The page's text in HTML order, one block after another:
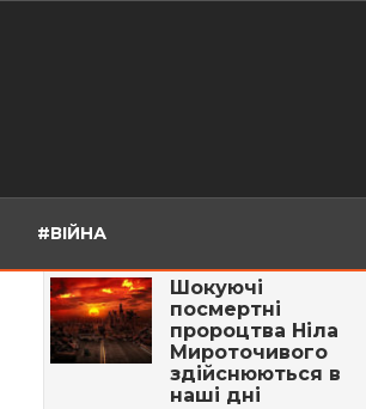
#ВІЙНА
Шокуючі
посмертні
пророцтва Ніла
Мироточивого
здійснюються в
наші дні